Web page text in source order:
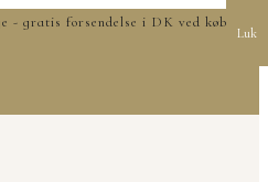
- gratis forsendelse i DK ved køb over
Luk